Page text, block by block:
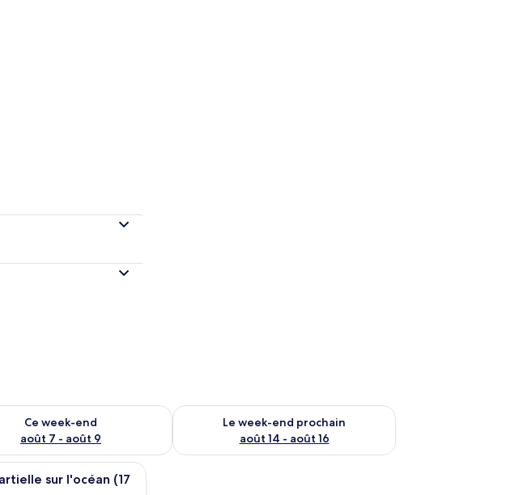
8
Ce week-end
août 7 - août 9
disponibilité pour ce week-end août 7 - août 9
Le week-end prochain
août 14 - août 16
Vérifier la disponibilité pour le week-end prochain août 14 -
sur l'océan (17